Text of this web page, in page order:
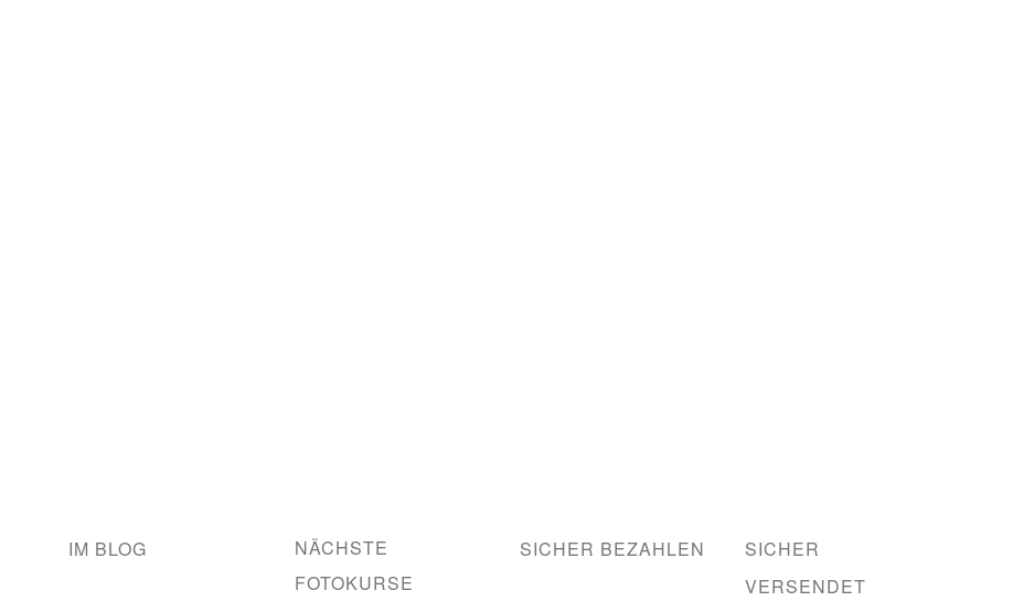
IM BLOG
NÄCHSTE
FOTOKURSE
SICHER BEZAHLEN
SICHER
VERSENDET